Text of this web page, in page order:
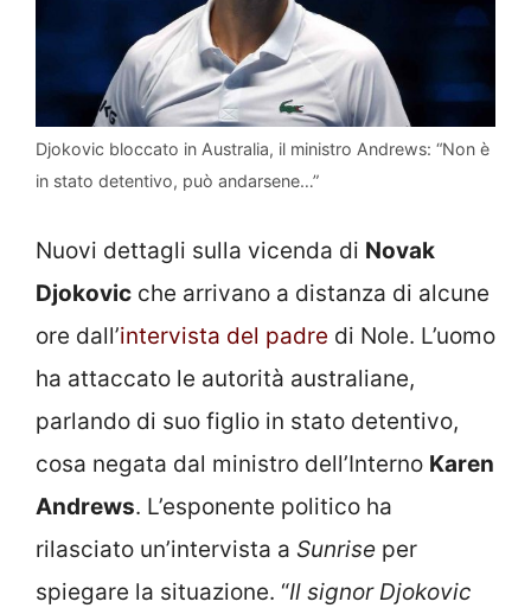
Djokovic bloccato in Australia, il ministro Andrews: “Non è
in stato detentivo, può andarsene…”
Nuovi dettagli sulla vicenda di Novak
Djokovic che arrivano a distanza di alcune
ore dall’intervista del padre di Nole. L’uomo
ha attaccato le autorità australiane,
parlando di suo figlio in stato detentivo,
cosa negata dal ministro dell’Interno Karen
Andrews. L’esponente politico ha
rilasciato un’intervista a Sunrise per
spiegare la situazione. “Il signor Djokovic